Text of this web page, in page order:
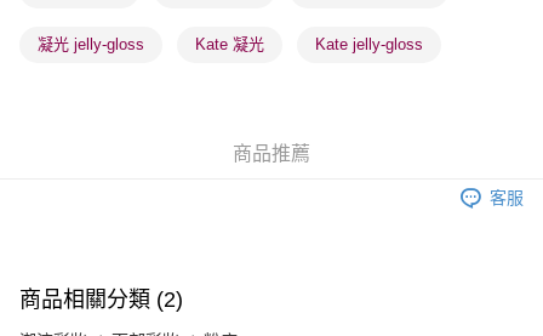
物流公司進行物流配送
取。逾期會取消訂單，並不會安排重寄
每筆HK$20.00，滿HK$100.00或以上免運費
凝光 jelly-gloss Kate 凝光 Kate jelly-gloss
商品推薦
客服
商品相關分類 (2)